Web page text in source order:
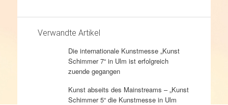
Verwandte Artikel
Die internationale Kunstmesse „Kunst
Schimmer 7“ in Ulm ist erfolgreich
zuende gegangen
Kunst abseits des Mainstreams – „Kunst
Schimmer 5“ die Kunstmesse in Ulm